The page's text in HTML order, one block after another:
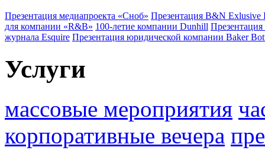
Презентация медиапроекта «Сноб» Презентация B&N Exlusive
для компании «R&B» 100-летие компании Dunhill
журнала Esquire Презентация юридической компании Baker
Услуги
массовые мероприятия
корпоративные вечера